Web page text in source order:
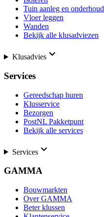
Tuin aanleg en onderhoud
Vloer leggen
Wanden
Bekijk alle klusadviezen
Klusadvies
Services
Gereedschap huren
Klusservice
Bezorgen
PostNL Pakketpunt
Bekijk alle services
Services
GAMMA
Bouwmarkten
Over GAMMA
Beter klussen